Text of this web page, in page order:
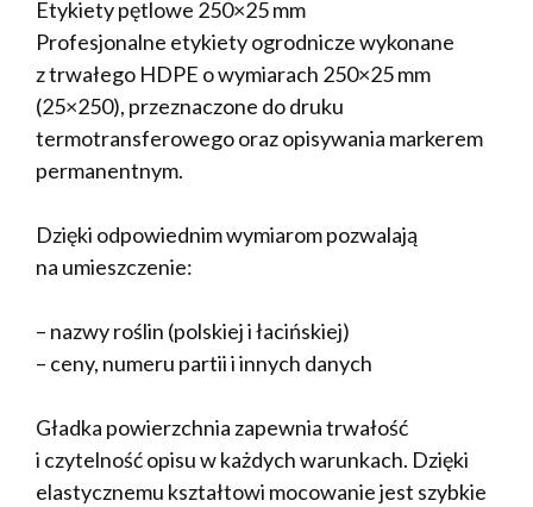
Etykiety pętlowe 250×25 mm
Profesjonalne etykiety ogrodnicze wykonane
z trwałego HDPE o wymiarach 250×25 mm
(25×250), przeznaczone do druku
termotransferowego oraz opisywania markerem
permanentnym.
Dzięki odpowiednim wymiarom pozwalają
na umieszczenie:
– nazwy roślin (polskiej i łacińskiej)
– ceny, numeru partii i innych danych
Gładka powierzchnia zapewnia trwałość
i czytelność opisu w każdych warunkach. Dzięki
elastycznemu kształtowi mocowanie jest szybkie